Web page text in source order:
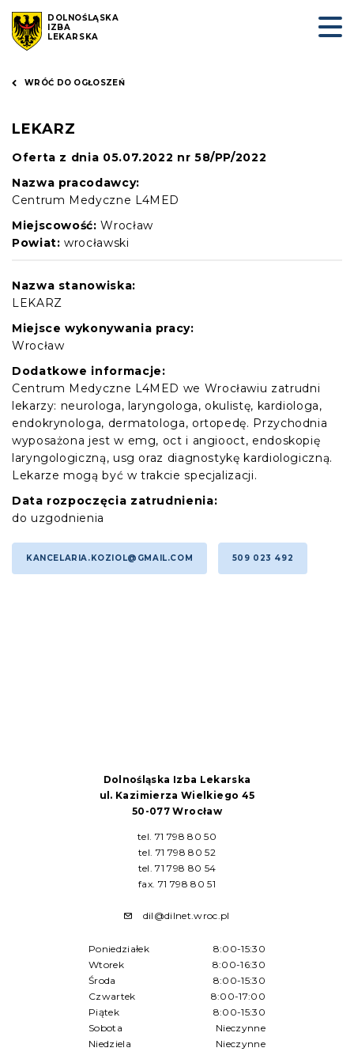
DOLNOŚLĄSKA
IZBA
LEKARSKA
WRÓĆ DO OGŁOSZEŃ
LEKARZ
Oferta z dnia 05.07.2022 nr 58/PP/2022
Nazwa pracodawcy:
Centrum Medyczne L4MED
Miejscowość: Wrocław
Powiat: wrocławski
Nazwa stanowiska:
LEKARZ
Miejsce wykonywania pracy:
Wrocław
Dodatkowe informacje:
Centrum Medyczne L4MED we Wrocławiu zatrudni
lekarzy: neurologa, laryngologa, okulistę, kardiologa,
endokrynologa, dermatologa, ortopedę. Przychodnia
wyposażona jest w emg, oct i angiooct, endoskopię
laryngologiczną, usg oraz diagnostykę kardiologiczną.
Lekarze mogą być w trakcie specjalizacji.
Data rozpoczęcia zatrudnienia:
do uzgodnienia
KANCELARIA.KOZIOL@GMAIL.COM 509 023 492
Dolnośląska Izba Lekarska
ul. Kazimierza Wielkiego 45
50-077 Wrocław
tel. 71 798 80 50
tel. 71 798 80 52
tel. 71 798 80 54
fax. 71 798 80 51
dil@dilnet.wroc.pl
Poniedziałek
8:00-15:30
Wtorek
8:00-16:30
Środa
8:00-15:30
Czwartek
8:00-17:00
Piątek
8:00-15:30
Sobota
Nieczynne
Niedziela
Nieczynne